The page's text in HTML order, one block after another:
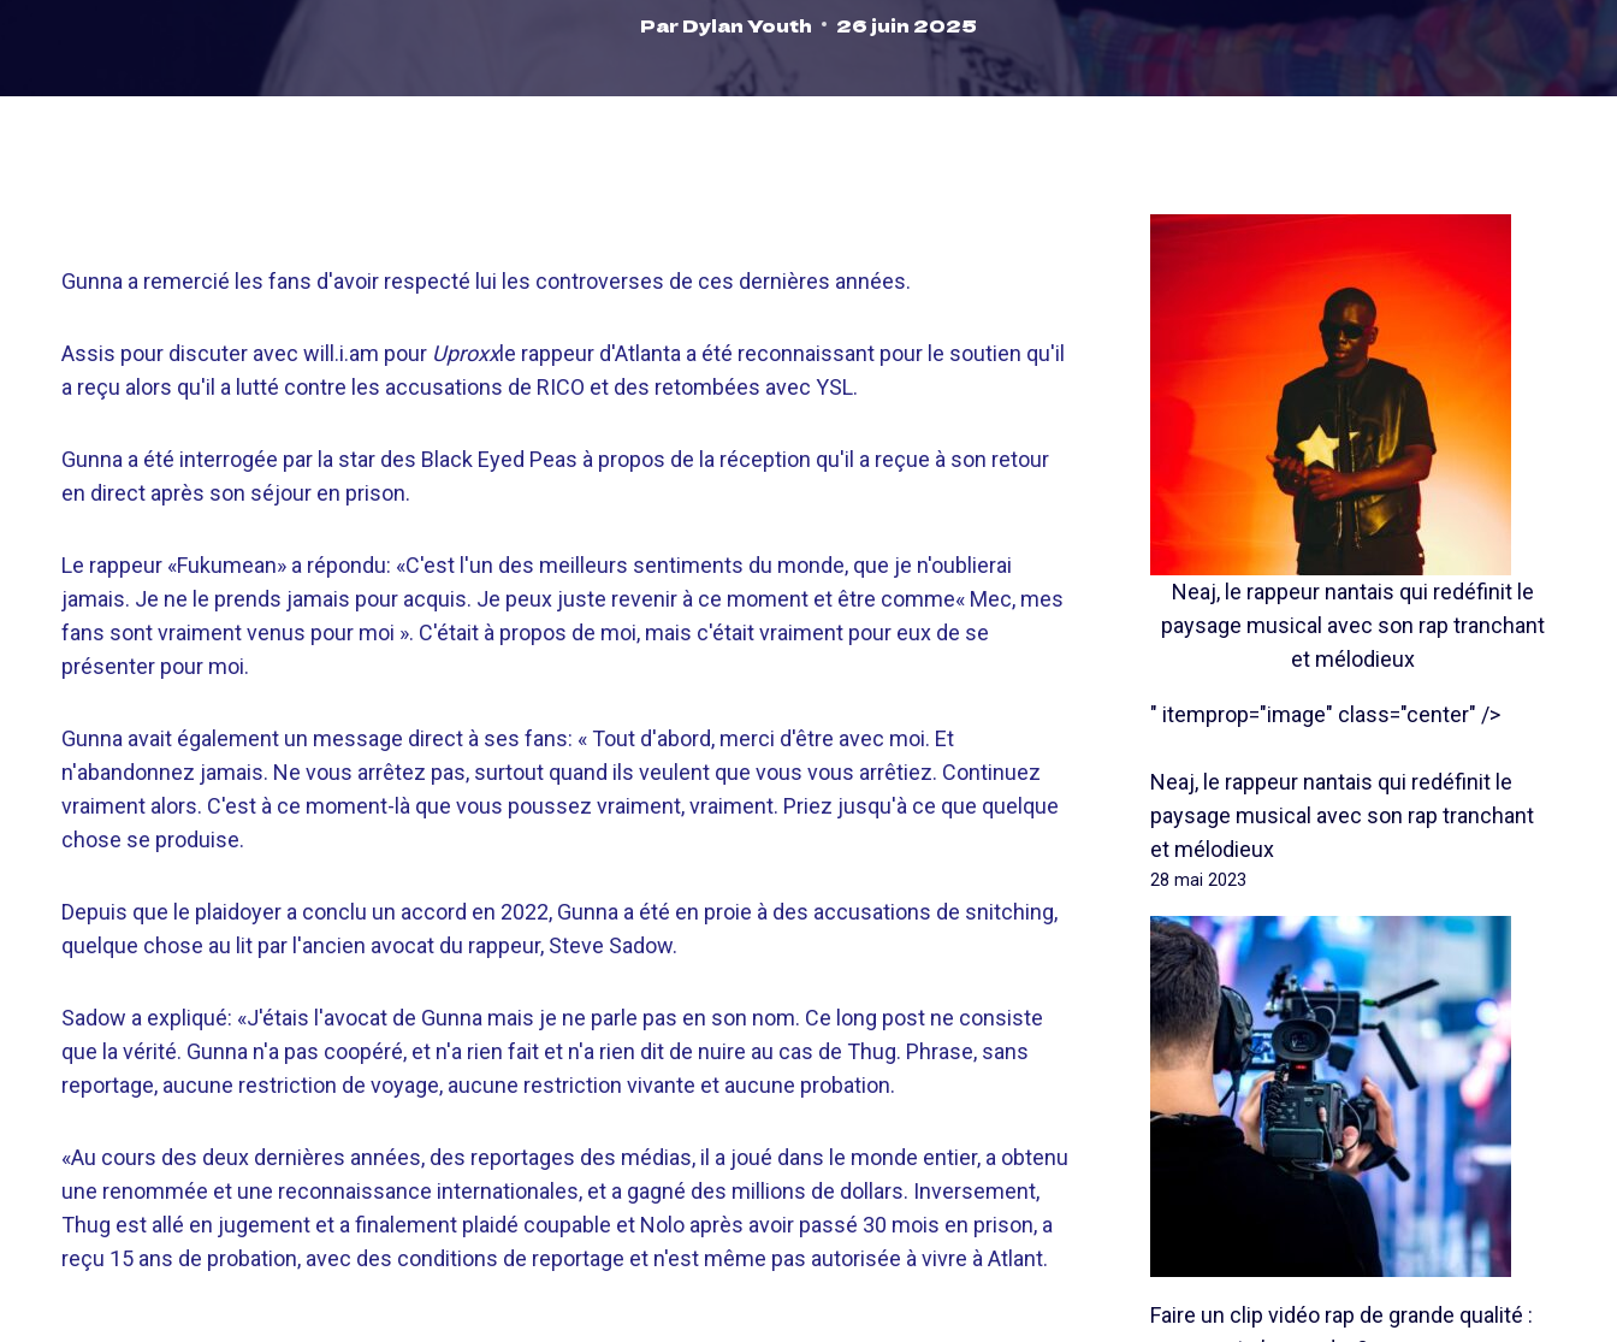
ParDylan Youth 26 juin 2025
Gunna a remercié les fans d'avoir respecté lui les controverses de ces dernières années.
Assis pour discuter avec will.i.am pour Uproxxle rappeur d'Atlanta a été reconnaissant pour le soutien qu'il
a reçu alors qu'il a lutté contre les accusations de RICO et des retombées avec YSL.
Gunna a été interrogée par la star des Black Eyed Peas à propos de la réception qu'il a reçue à son retour
en direct après son séjour en prison.
Le rappeur «Fukumean» a répondu: «C'est l'un des meilleurs sentiments du monde, que je n'oublierai
jamais. Je ne le prends jamais pour acquis. Je peux juste revenir à ce moment et être comme« Mec, mes
fans sont vraiment venus pour moi ». C'était à propos de moi, mais c'était vraiment pour eux de se
présenter pour moi.
Gunna avait également un message direct à ses fans: « Tout d'abord, merci d'être avec moi. Et
n'abandonnez jamais. Ne vous arrêtez pas, surtout quand ils veulent que vous vous arrêtiez. Continuez
vraiment alors. C'est à ce moment-là que vous poussez vraiment, vraiment. Priez jusqu'à ce que quelque
chose se produise.
Depuis que le plaidoyer a conclu un accord en 2022, Gunna a été en proie à des accusations de snitching,
quelque chose au lit par l'ancien avocat du rappeur, Steve Sadow.
Sadow a expliqué: «J'étais l'avocat de Gunna mais je ne parle pas en son nom. Ce long post ne consiste
que la vérité. Gunna n'a pas coopéré, et n'a rien fait et n'a rien dit de nuire au cas de Thug. Phrase, sans
reportage, aucune restriction de voyage, aucune restriction vivante et aucune probation.
«Au cours des deux dernières années, des reportages des médias, il a joué dans le monde entier, a obtenu
une renommée et une reconnaissance internationales, et a gagné des millions de dollars. Inversement,
Thug est allé en jugement et a finalement plaidé coupable et Nolo après avoir passé 30 mois en prison, a
reçu 15 ans de probation, avec des conditions de reportage et n'est même pas autorisée à vivre à Atlant.
Neaj, le rappeur nantais qui redéfinit le
paysage musical avec son rap tranchant
et mélodieux
" itemprop="image" class="center" />
Neaj, le rappeur nantais qui redéfinit le
paysage musical avec son rap tranchant
et mélodieux
28 mai 2023
Faire un clip vidéo rap de grande qualité :